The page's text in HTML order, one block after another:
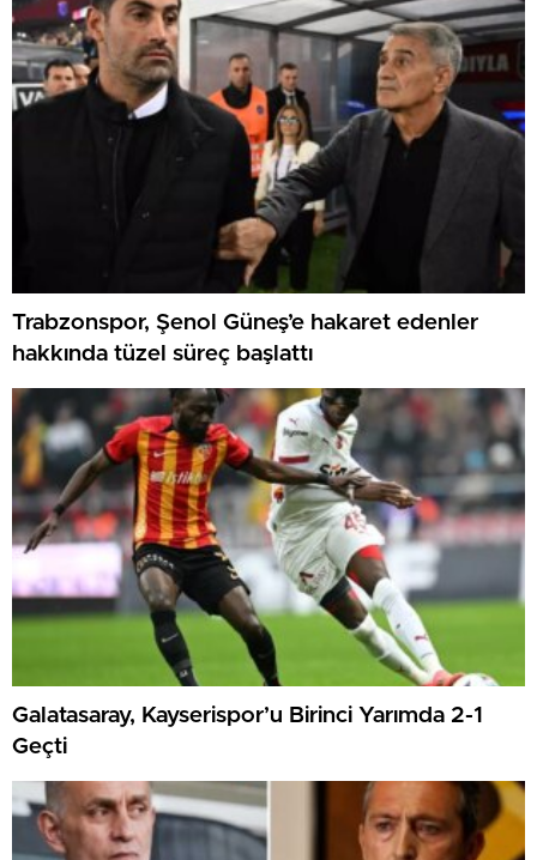
Trabzonspor, Şenol Güneş’e hakaret edenler
hakkında tüzel süreç başlattı
Galatasaray, Kayserispor’u Birinci Yarımda 2-1
Geçti